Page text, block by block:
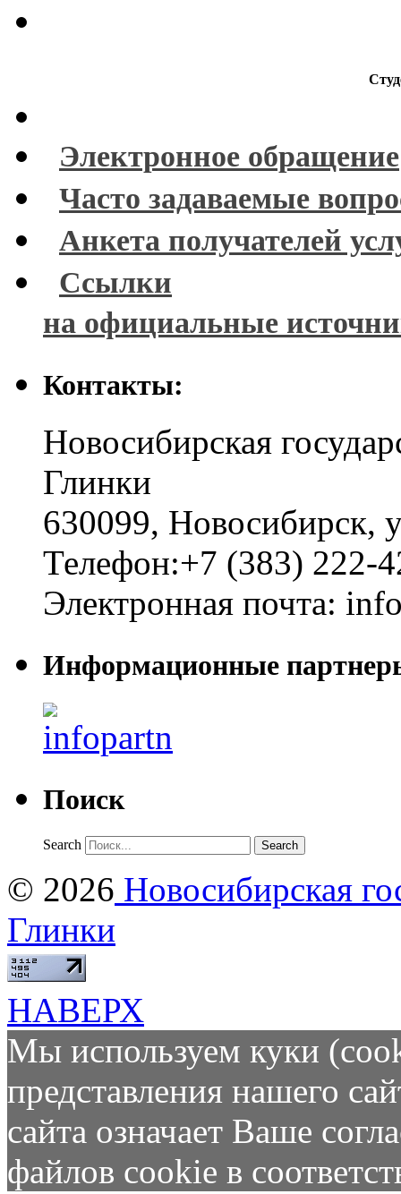
Электронное обращение
Часто задаваемые
Анкета получателей
Ссылки
на официальные
Контакты:
Новосибирская
Глинки
630099, Новосибирск,
Телефон:+7 (383) 222-
Электронная почта:
Информационные
Поиск
Search
© 2026 Новосибирская
Глинки
НАВЕРХ
Мы используем куки
представления нашего
сайта означает Ваше
файлов cookie в